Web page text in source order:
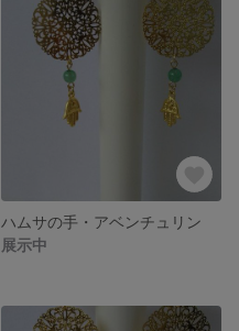
ハムサの手・アベンチュリン
展示中